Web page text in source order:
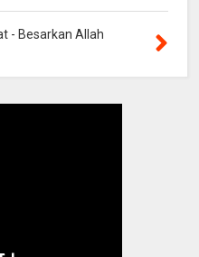
- Besarkan Allah